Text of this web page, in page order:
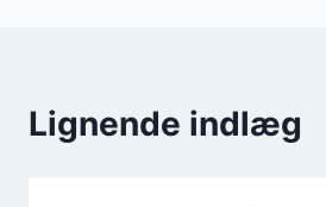
Lignende indlæg